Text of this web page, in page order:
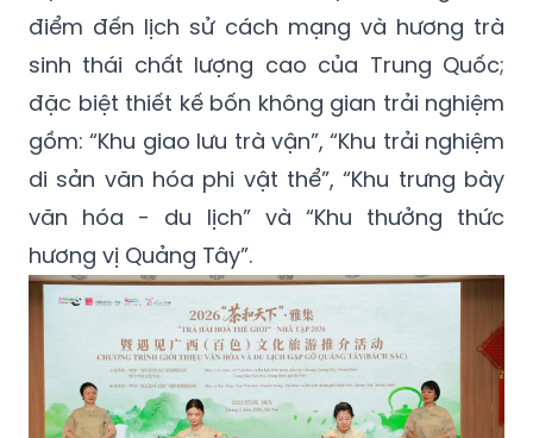
điểm đến lịch sử cách mạng và hương trà
sinh thái chất lượng cao của Trung Quốc;
đặc biệt thiết kế bốn không gian trải nghiệm
gồm: “Khu giao lưu trà vận”, “Khu trải nghiệm
di sản văn hóa phi vật thể”, “Khu trưng bày
văn hóa - du lịch” và “Khu thưởng thức
hương vị Quảng Tây”.